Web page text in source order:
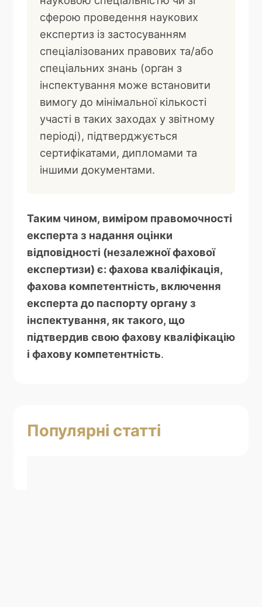
сферою проведення наукових
експертиз із застосуванням
спеціалізованих правових та/або
спеціальних знань (орган з
інспектування може встановити
вимогу до мінімальної кількості
участі в таких заходах у звітному
періоді), підтверджується
сертифікатами, дипломами та
іншими документами.
Таким чином, виміром правомочності
експерта з надання оцінки
відповідності (незалежної фахової
експертизи) є: фахова кваліфікація,
фахова компетентність, включення
експерта до паспорту органу з
інспектування, як такого, що
підтвердив свою фахову кваліфікацію
і фахову компетентність.
Популярні статті